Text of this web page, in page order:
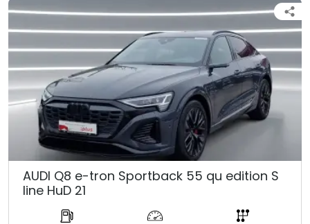
AUDI Q8 e-tron Sportback 55 qu edition S
line HuD 21